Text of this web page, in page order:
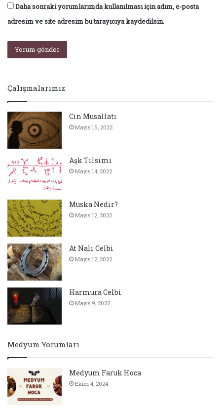
Daha sonraki yorumlarımda kullanılması için adım, e-posta
adresim ve site adresim bu tarayıcıya kaydedilsin.
Çalışmalarımız
Cin Musallatı
Mayıs 15, 2022
Aşk Tılsımı
Mayıs 14, 2022
Muska Nedir?
Mayıs 12, 2022
At Nalı Celbi
Mayıs 12, 2022
Harmura Celbi
Mayıs 9, 2022
Medyum Yorumları
Medyum Faruk Hoca
Ekim 4, 2024